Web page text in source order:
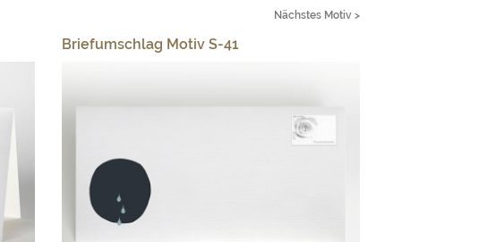
Nächstes Motiv >
Briefumschlag Motiv S-41